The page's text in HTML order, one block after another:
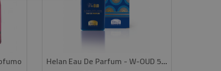
Helan Eau De Parfum - W-OUD 50 Ml